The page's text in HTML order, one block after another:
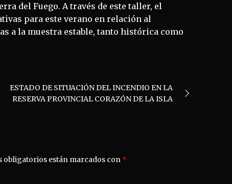
del Fuego. A través de este taller, el
para este verano en relación al
a la muestra estable, tanto histórica como
ESTADO DE SITUACIÓN DEL INCENDIO EN LA
RESERVA PROVINCIAL CORAZÓN DE LA ISLA
obligatorios están marcados con *